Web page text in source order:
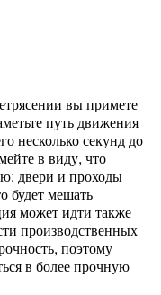
вы примете
путь движения
несколько секунд до
в виду, что
двери и проходы
будет мешать
может идти также
производственных
поэтому
в более прочную